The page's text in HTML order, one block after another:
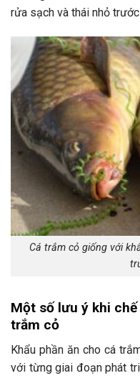
rửa sạch và thái nhỏ
Cá trắm cỏ giống với
Một số lưu ý khi
trắm cỏ
Khẩu phần ăn cho cá
với từng giai đoạn phát